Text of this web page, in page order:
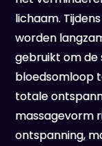
lichaam.
worden
gebruikt om de
bloedsomloop
totale
massagevorm
ontspanning,